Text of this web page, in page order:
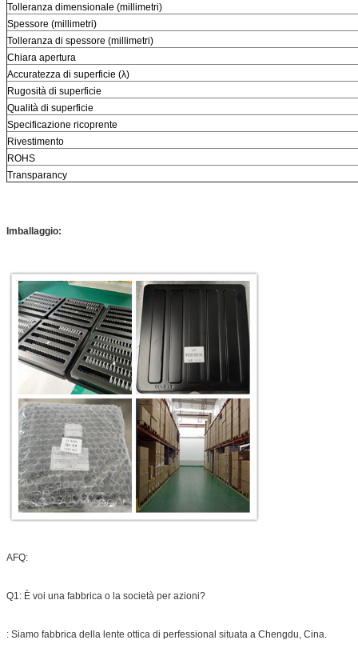
Tolleranza dimensionale (millimetri)
Spessore (millimetri)
Tolleranza di spessore (millimetri)
Chiara apertura
Accuratezza di superficie (λ)
Rugosità di superficie
Qualità di superficie
Specificazione ricoprente
Rivestimento
ROHS
Transparancy
Imballaggio:
AFQ:
Q1: È voi una fabbrica o la società per azioni?
: Siamo fabbrica della lente ottica di perfessional situata a Chengdu, Cina.